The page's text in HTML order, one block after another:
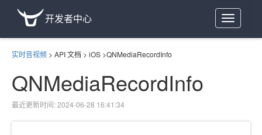
Toggle
navigation
开发者中心
实时音视频 > API 文档 > iOS >QNMediaRecordInfo
QNMediaRecordInfo
最近更新时间: 2024-06-28 16:41:34